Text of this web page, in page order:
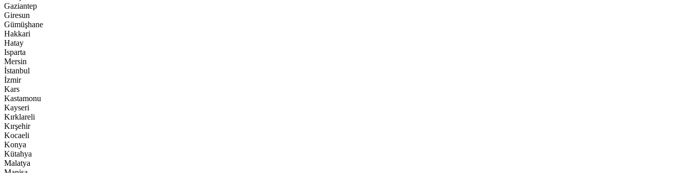
Gaziantep
Giresun
Gümüşhane
Hakkari
Hatay
Isparta
Mersin
İstanbul
İzmir
Kars
Kastamonu
Kayseri
Kırklareli
Kırşehir
Kocaeli
Konya
Kütahya
Malatya